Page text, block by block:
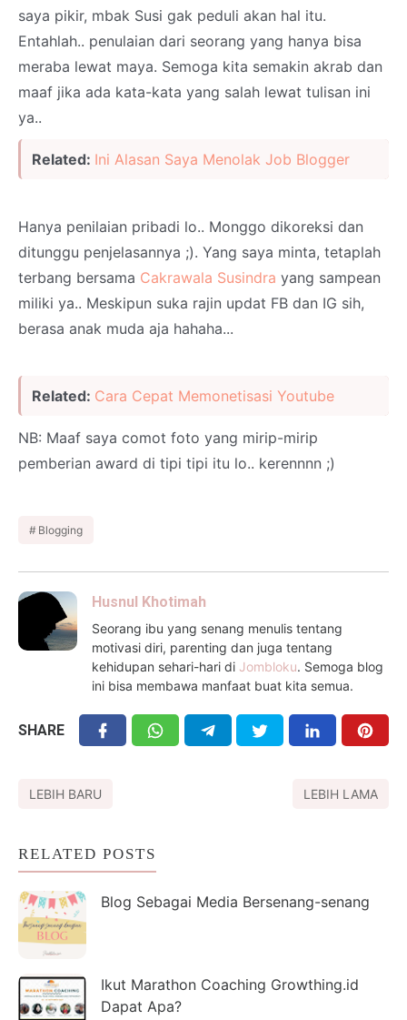
saya pikir, mbak Susi gak peduli akan hal itu.
Entahlah.. penulaian dari seorang yang hanya bisa
meraba lewat maya. Semoga kita semakin akrab dan
maaf jika ada kata-kata yang salah lewat tulisan ini
ya..
Related: Ini Alasan Saya Menolak Job Blogger
Hanya penilaian pribadi lo.. Monggo dikoreksi dan
ditunggu penjelasannya ;). Yang saya minta, tetaplah
terbang bersama Cakrawala Susindra yang sampean
miliki ya.. Meskipun suka rajin updat FB dan IG sih,
berasa anak muda aja hahaha...
Related: Cara Cepat Memonetisasi Youtube
NB: Maaf saya comot foto yang mirip-mirip
pemberian award di tipi tipi itu lo.. kerennnn ;)
Blogging
Husnul Khotimah
Seorang ibu yang senang menulis tentang
motivasi diri, parenting dan juga tentang
kehidupan sehari-hari di Jombloku. Semoga blog
ini bisa membawa manfaat buat kita semua.
SHARE
LEBIH BARU LEBIH LAMA
RELATED POSTS
Blog Sebagai Media Bersenang-senang
Ikut Marathon Coaching Growthing.id
Dapat Apa?